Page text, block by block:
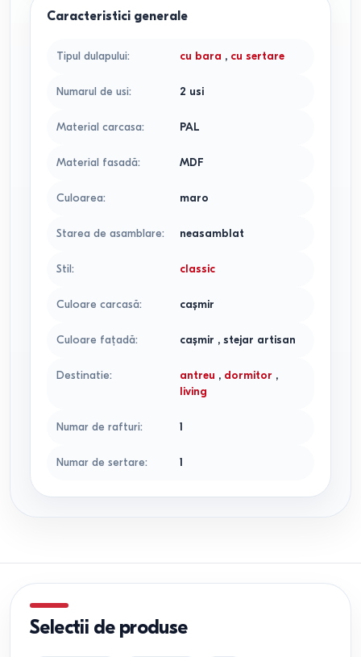
Caracteristici generale
Tipul dulapului: cu bara , cu sertare
Numarul de usi: 2 usi
Material carcasa: PAL
Material fasadă: MDF
Culoarea: maro
Starea de asamblare: neasamblat
Stil: classic
Culoare carcasă: caşmir
Culoare faţadă: caşmir , stejar artisan
Destinatie: antreu , dormitor ,
living
Numar de rafturi: 1
Numar de sertare: 1
Selectii de produse